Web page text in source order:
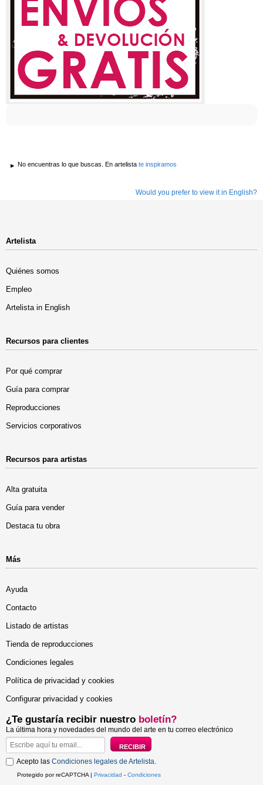
No encuentras lo que buscas. En artelista te inspiramos
Would you prefer to view it in English?
Artelista
Quiénes somos
Empleo
Artelista in English
Recursos para clientes
Por qué comprar
Guía para comprar
Reproducciones
Servicios corporativos
Recursos para artistas
Alta gratuita
Guía para vender
Destaca tu obra
Más
Ayuda
Contacto
Listado de artistas
Tienda de reproducciones
Condiciones legales
Política de privacidad y cookies
Configurar privacidad y cookies
¿Te gustaría recibir nuestro boletín?
La última hora y novedades del mundo del arte en tu correo electrónico
Acepto las Condiciones legales de Artelista.
Protegido por reCAPTCHA | Privacidad - Condiciones